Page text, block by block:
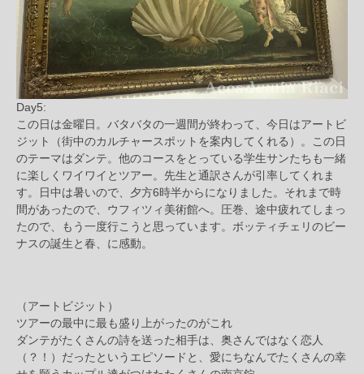
Day5:
この日は金曜日。バタバタの一週間が終わって、今日はアートビ
ジット（街中のカルチャースポットを案内してくれる）。この日
のテーマはダンテ。他のコースをとっている学生サンたちも一緒
に楽しくワイワイとツアー。先生と通訳さんが引率してくれま
す。日中は暑いので、夕方6時半からになりました。それまで時
間があったので、ウフィツィ美術館へ。圧巻、途中疲れてしまっ
たので、もう一度行こうと思っています。ボッティチェリのビー
ナスの誕生と春、に感動。
（アートビジット）
ツアーの最中に最も盛り上がったのがこれ
ダンテがたくさんの詩を送った相手は、奥さんではなく恋人
（？！）だったというエピソードと、愛にちなんでたくさんの幸